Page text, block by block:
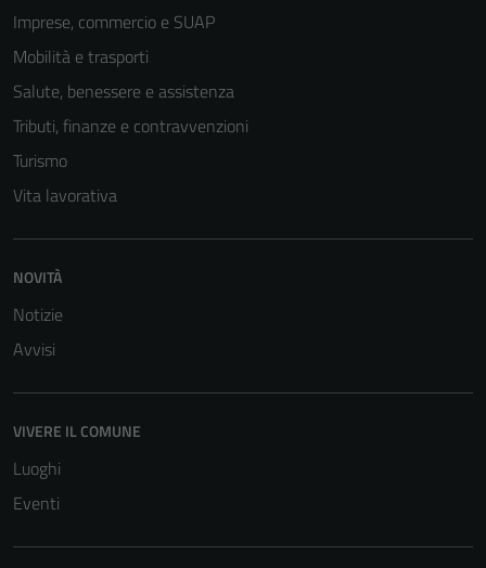
Imprese, commercio e SUAP
Mobilità e trasporti
Salute, benessere e assistenza
Tributi, finanze e contravvenzioni
Turismo
Vita lavorativa
NOVITÀ
Notizie
Avvisi
VIVERE IL COMUNE
Luoghi
Eventi
Tecnici
possono